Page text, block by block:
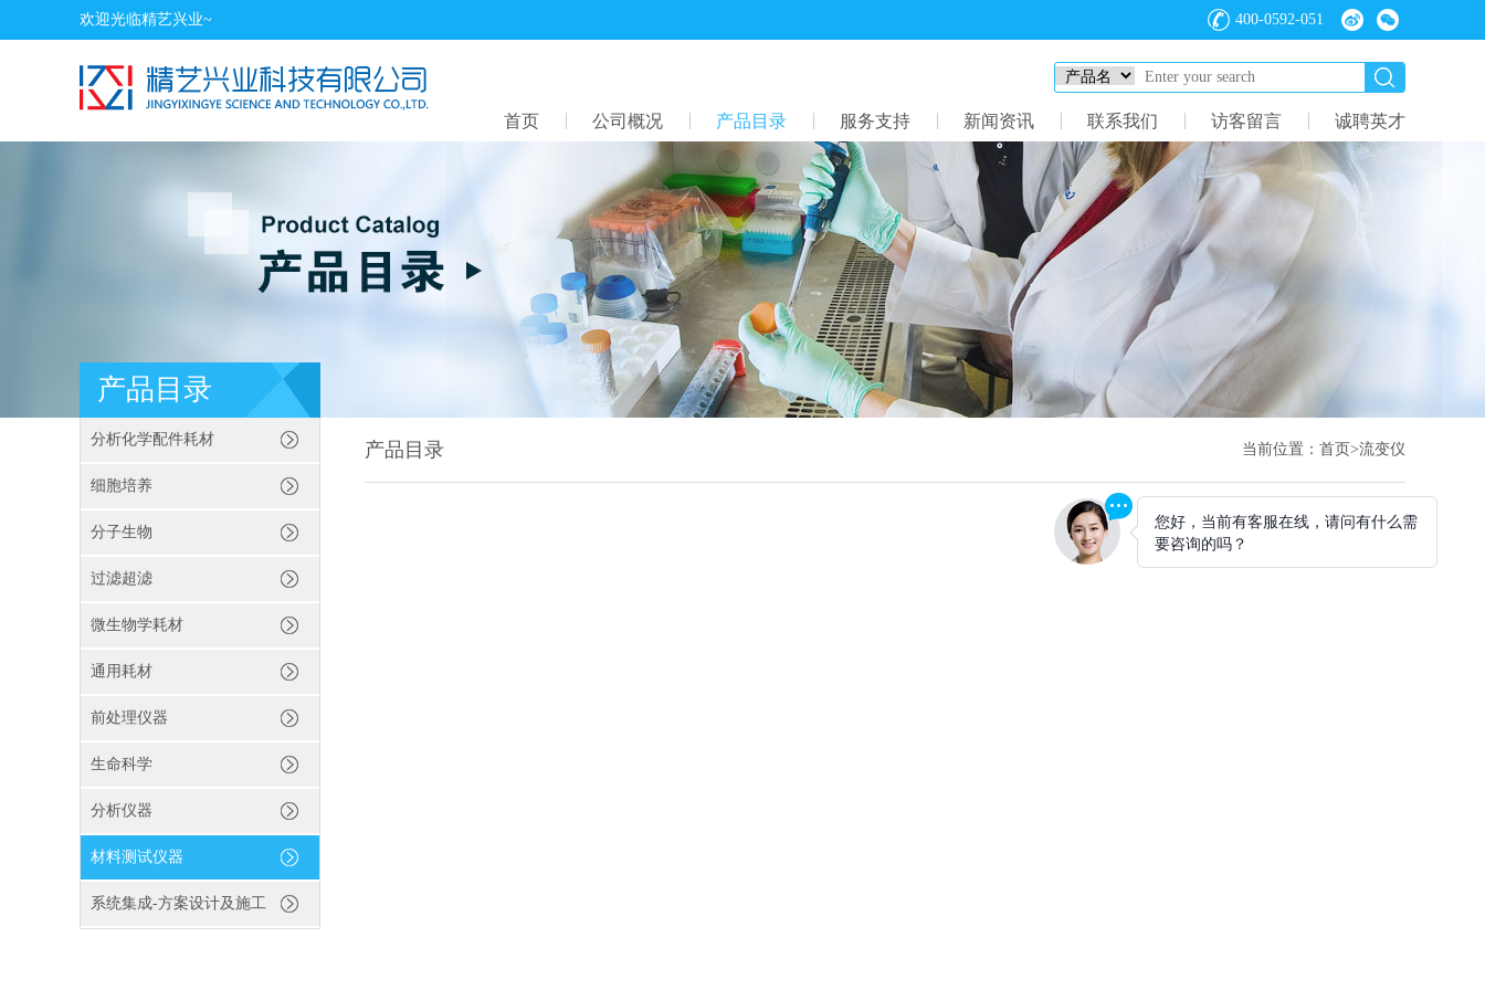
欢迎光临精艺兴业~ 400-0592-051
首页 公司概况 产品目录 服务支持 新闻资讯 联系我们 访客留言 诚聘英才
产品目录
分析化学配件耗材
细胞培养
分子生物
过滤超滤
微生物学耗材
通用耗材
前处理仪器
生命科学
分析仪器
材料测试仪器
系统集成-方案设计及施工
产品目录 当前位置： 首页>流变仪